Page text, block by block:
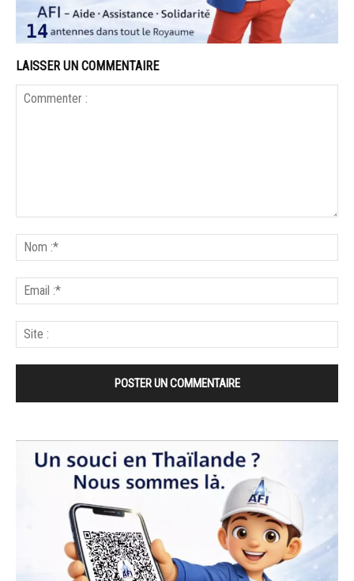
LAISSER UN COMMENTAIRE